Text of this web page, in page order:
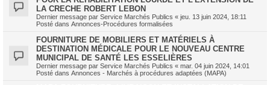
LA CRECHE ROBERT LEBON
Dernier message par Service Marchés Publics « jeu. 13 juin 2024, 18:11
Posté dans Annonces-Procédures formalisées
FOURNITURE DE MOBILIERS ET MATÉRIELS À
DESTINATION MÉDICALE POUR LE NOUVEAU CENTRE
MUNICIPAL DE SANTÉ LES ESSELIÈRES
Dernier message par Service Marchés Publics « mar. 04 juin 2024, 14:01
Posté dans Annonces - Marchés à procédures adaptées (MAPA)